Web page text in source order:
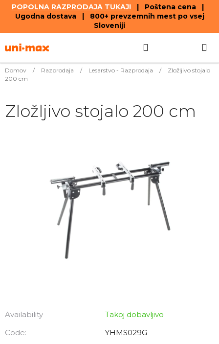
POPOLNA RAZPRODAJA TUKAJ!| Poštena cena |
Ugodna dostava | 800+ prevzemnih mest po vsej
Sloveniji
to
Domov / Razprodaja / Lesarstvo - Razprodaja /
Zložljivo stojalo
200 cm
Availability
Takoj dobavljivo
Code:
YHMS029G
Zložljivo stojalo 200 cm